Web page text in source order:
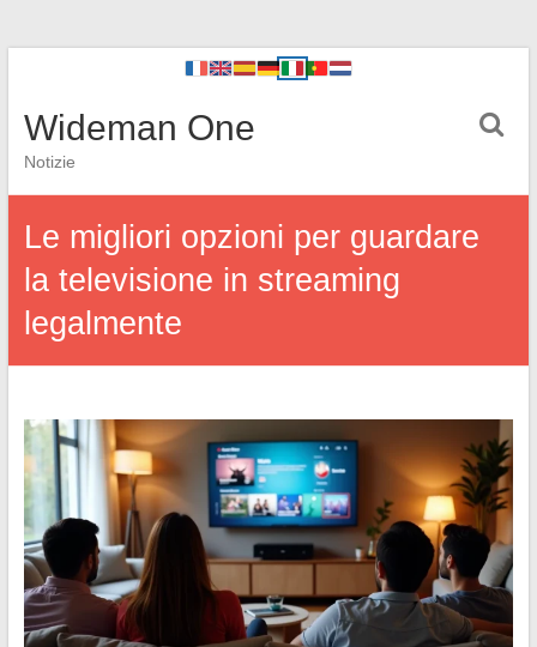
Wideman One
Notizie
Le migliori opzioni per guardare
la televisione in streaming
legalmente